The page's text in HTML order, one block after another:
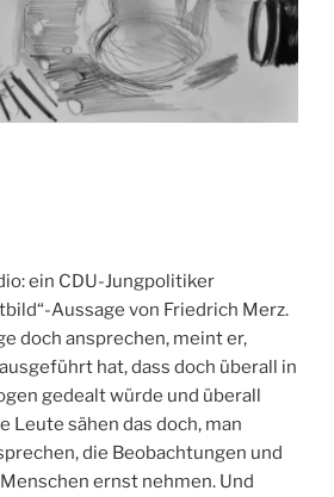
ein CDU-Jungpolitiker
Aussage von Friedrich Merz.
doch ansprechen, meint er,
hat, dass doch überall in
gedealt würde und überall
Leute sähen das doch, man
die Beobachtungen und
ernst nehmen. Und